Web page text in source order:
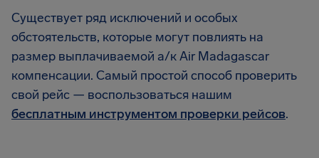
Существует ряд исключений и особых
обстоятельств, которые могут повлиять на
размер выплачиваемой а/к Air Madagascar
компенсации. Самый простой способ проверить
свой рейс — воспользоваться нашим
бесплатным инструментом проверки рейсов.